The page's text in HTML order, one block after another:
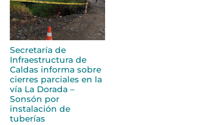
Secretaría de
Infraestructura de
Caldas informa sobre
cierres parciales en la
vía La Dorada –
Sonsón por
instalación de
tuberías